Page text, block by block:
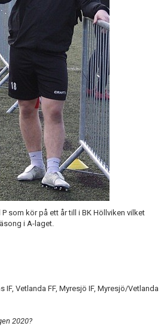
som kör på ett år till i BK Höllviken vilket
i A-laget.
IF, Vetlanda FF, Myresjö IF, Myresjö/Vetlanda
2020?